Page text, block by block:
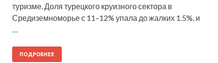
туризме. Доля турецкого круизного сектора в
Средиземноморье с 11–12% упала до жалких 1.5%, и
…
ПОДРОБНЕЕ